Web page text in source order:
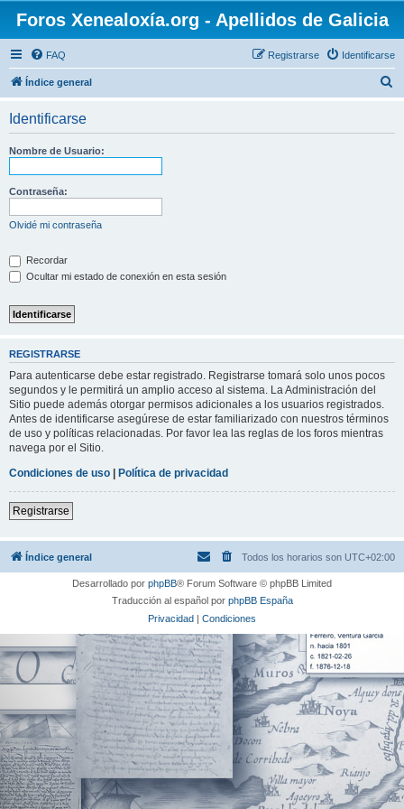
Foros Xenealoxía.org - Apellidos de Galicia
FAQ Identificarse
Registrarse
Índice general
Identificarse
Nombre de Usuario:
Contraseña:
Olvidé mi contraseña
Recordar
Ocultar mi estado de conexión en esta sesión
REGISTRARSE
Para autenticarse debe estar registrado. Registrarse tomará solo unos pocos
segundos y le permitirá un amplio acceso al sistema. La Administración del
Sitio puede además otorgar permisos adicionales a los usuarios registrados.
Antes de identificarse asegúrese de estar familiarizado con nuestros términos
de uso y políticas relacionadas. Por favor lea las reglas de los foros mientras
navega por el Sitio.
Condiciones de uso | Política de privacidad
Registrarse
Índice general Todos los horarios son UTC+02:00
Desarrollado por phpBB® Forum Software © phpBB Limited
Traducción al español por phpBB España
Privacidad | Condiciones